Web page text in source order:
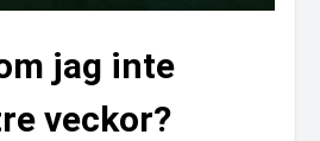
jag inte
veckor?